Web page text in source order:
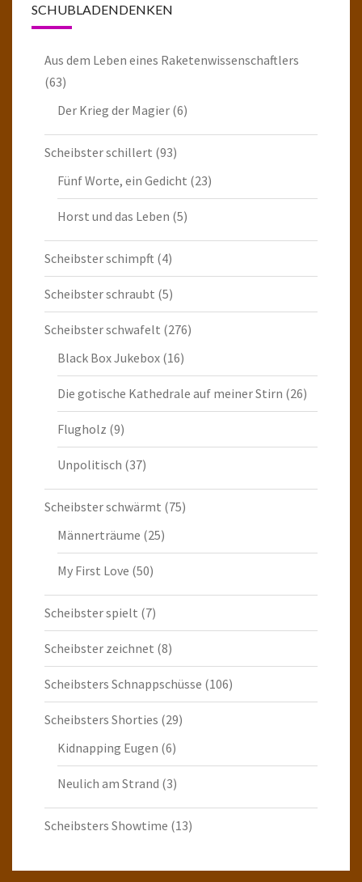
SCHUBLADENDENKEN
Aus dem Leben eines Raketenwissenschaftlers
(63)
Der Krieg der Magier (6)
Scheibster schillert (93)
Fünf Worte, ein Gedicht (23)
Horst und das Leben (5)
Scheibster schimpft (4)
Scheibster schraubt (5)
Scheibster schwafelt (276)
Black Box Jukebox (16)
Die gotische Kathedrale auf meiner Stirn (26)
Flugholz (9)
Unpolitisch (37)
Scheibster schwärmt (75)
Männerträume (25)
My First Love (50)
Scheibster spielt (7)
Scheibster zeichnet (8)
Scheibsters Schnappschüsse (106)
Scheibsters Shorties (29)
Kidnapping Eugen (6)
Neulich am Strand (3)
Scheibsters Showtime (13)